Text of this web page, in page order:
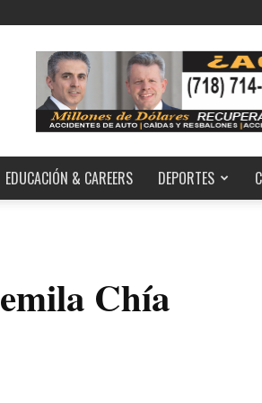
EDUCACIÓN & CAREERS DEPORTES
Chía